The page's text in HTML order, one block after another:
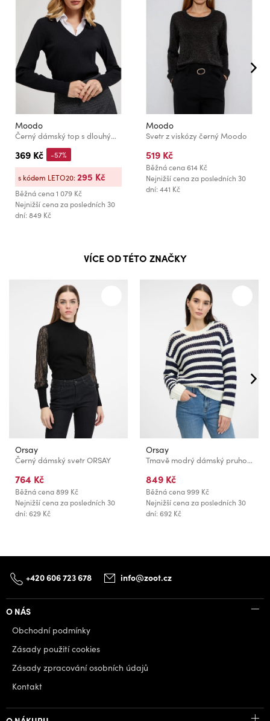
Moodo
Černý dámský top s dlouhým rukávem
369 Kč
Běžná cena1 079 Kč
Nejnižší cena za posledních 30
dní: 849 Kč
-57%
s kódem LETO20:295 Kč
Moodo
Svetr z viskózy černý Moodo
519 Kč
Běžná cena614 Kč
Nejnižší cena za posledních 30
dní: 441 Kč
VÍCE OD TÉTO ZNAČKY
Orsay
Černý dámský svetr ORSAY
764 Kč
Běžná cena899 Kč
Nejnižší cena za posledních 30
dní: 629 Kč
Orsay
Tmavě modrý dámský pruhovaný svetr ORSAY
849 Kč
Běžná cena999 Kč
Nejnižší cena za posledních 30
dní: 692 Kč
+420 606 723 678 info@zoot.cz
O NÁS
Obchodní podmínky
Zásady použití cookies
Zásady zpracování osobních údajů
Kontakt